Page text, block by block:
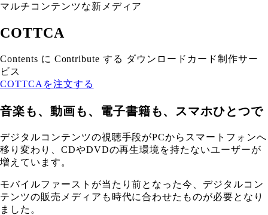
マルチコンテンツな新メディア
COTTCA
Contents に Contribute する ダウンロードカード制作サー
ビス
COTTCAを注文する
音楽も、動画も、電子書籍も、スマホひとつで
デジタルコンテンツの視聴手段がPCからスマートフォンへ
移り変わり、CDやDVDの再生環境を持たないユーザーが
増えています。
モバイルファーストが当たり前となった今、デジタルコン
テンツの販売メディアも時代に合わせたものが必要となり
ました。